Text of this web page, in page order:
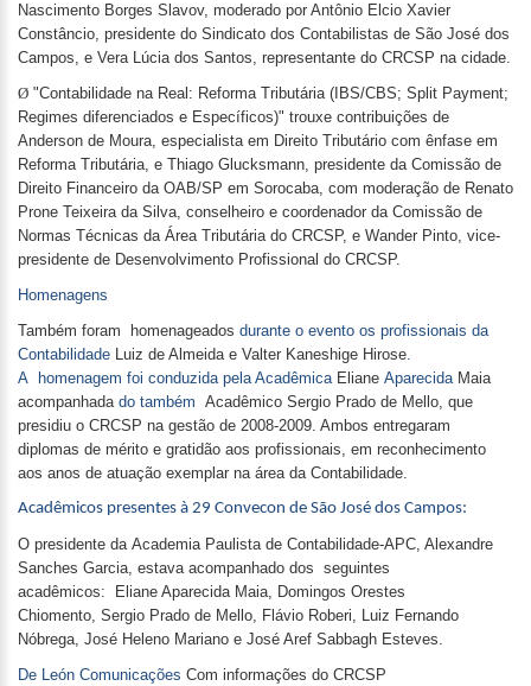
Nascimento Borges Slavov, moderado por Antônio Elcio Xavier
Constâncio, presidente do Sindicato dos Contabilistas de São José dos
Campos, e Vera Lúcia dos Santos, representante do CRCSP na cidade.
Ø "Contabilidade na Real: Reforma Tributária (IBS/CBS; Split Payment;
Regimes diferenciados e Específicos)" trouxe contribuições de
Anderson de Moura, especialista em Direito Tributário com ênfase em
Reforma Tributária, e Thiago Glucksmann, presidente da Comissão de
Direito Financeiro da OAB/SP em Sorocaba, com moderação de Renato
Prone Teixeira da Silva, conselheiro e coordenador da Comissão de
Normas Técnicas da Área Tributária do CRCSP, e Wander Pinto, vice-
presidente de Desenvolvimento Profissional do CRCSP.
Homenagens
Também foram homenageados durante o evento os profissionais da
Contabilidade Luiz de Almeida e Valter Kaneshige Hirose.
A
homenagem foi conduzida pela Acadêmica Eliane Aparecida Maia
acompanhada do também Acadêmico Sergio Prado de Mello, que
presidiu o CRCSP na gestão de 2008-2009. Ambos entregaram
diplomas de mérito e gratidão aos profissionais, em reconhecimento
aos anos de atuação exemplar na área da Contabilidade.
Acadêmicos presentes à 29 Convecon de São José dos Campos:
O presidente da Academia Paulista de Contabilidade-APC, Alexandre
Sanches Garcia, estava acompanhado dos seguintes
acadêmicos: Eliane Aparecida Maia, Domingos Orestes
Chiomento, Sergio Prado de Mello, Flávio Roberi, Luiz Fernando
Nóbrega, José Heleno Mariano e José Aref Sabbagh Esteves.
De León Comunicações Com informações do CRCSP